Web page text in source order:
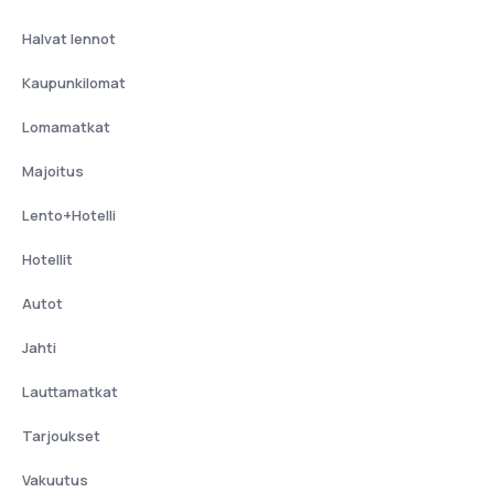
Halvat lennot
Kaupunkilomat
Lomamatkat
Majoitus
Lento+Hotelli
Hotellit
Autot
Jahti
Lauttamatkat
Tarjoukset
Vakuutus